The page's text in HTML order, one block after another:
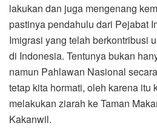
lakukan dan juga mengenang
pastinya pendahulu dari Pejabat
Imigrasi yang telah berkontribusi
di Indonesia. Tentunya bukan
namun Pahlawan Nasional
tetap kita hormati, oleh karena itu
melakukan ziarah ke Taman
Kakanwil.